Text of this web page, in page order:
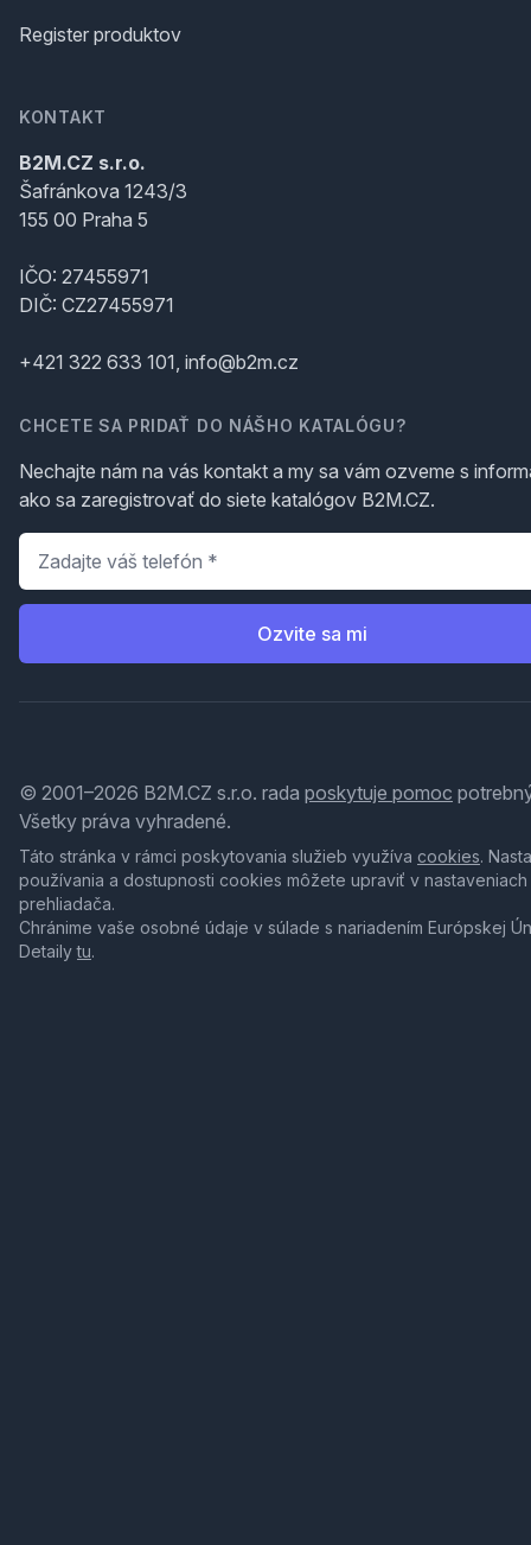
Register produktov
KONTAKT
B2M.CZ s.r.o.
Šafránkova 1243/3
155 00 Praha 5
IČO: 27455971
DIČ: CZ27455971
+421 322 633 101, info@b2m.cz
CHCETE SA PRIDAŤ DO NÁŠHO KATALÓGU?
Nechajte nám na vás kontakt a my sa vám ozveme s
ako sa zaregistrovať do siete katalógov B2M.CZ.
Telefón
Ozvite sa mi
© 2001–2026 B2M.CZ s.r.o. rada poskytuje pomoc
Všetky práva vyhradené.
Táto stránka v rámci poskytovania služieb využíva cookies.
používania a dostupnosti cookies môžete upraviť v nastaveniach
prehliadača.
Chránime vaše osobné údaje v súlade s nariadením Európskej
Detailytu.